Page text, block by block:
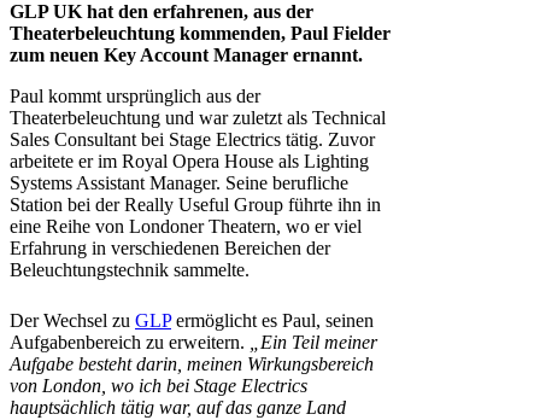
GLP UK hat den erfahrenen, aus der
Theaterbeleuchtung kommenden, Paul Fielder
zum neuen Key Account Manager ernannt.
Paul kommt ursprünglich aus der
Theaterbeleuchtung und war zuletzt als Technical
Sales Consultant bei Stage Electrics tätig. Zuvor
arbeitete er im Royal Opera House als Lighting
Systems Assistant Manager. Seine berufliche
Station bei der Really Useful Group führte ihn in
eine Reihe von Londoner Theatern, wo er viel
Erfahrung in verschiedenen Bereichen der
Beleuchtungstechnik sammelte.
Der Wechsel zu GLPermöglicht es Paul, seinen
Aufgabenbereich zu erweitern.
„Ein Teil meiner
Aufgabe besteht darin, meinen Wirkungsbereich
von London, wo ich bei Stage Electrics
hauptsächlich tätig war, auf das ganze Land